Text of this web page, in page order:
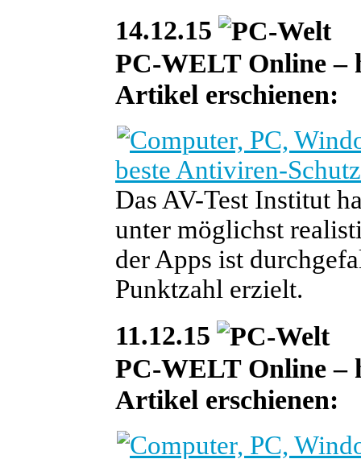
14.12.15
PC-WELT Online –
Artikel erschienen:
beste Antiviren-
Das AV-Test Institut
unter möglichst
der Apps ist
Punktzahl erzielt.
11.12.15
PC-WELT Online –
Artikel erschienen: